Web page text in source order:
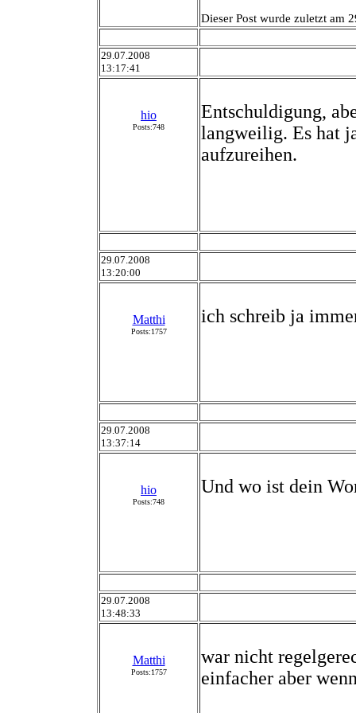
Dieser Post wurde zuletzt am
29.07.2008
13:17:41
hio
Posts:748
Entschuldigung,
langweilig. Es hat
aufzureihen.
29.07.2008
13:20:00
Matthi
Posts:1757
ich schreib ja
29.07.2008
13:37:14
hio
Posts:748
Und wo ist dein
29.07.2008
13:48:33
Matthi
Posts:1757
war nicht
einfacher aber